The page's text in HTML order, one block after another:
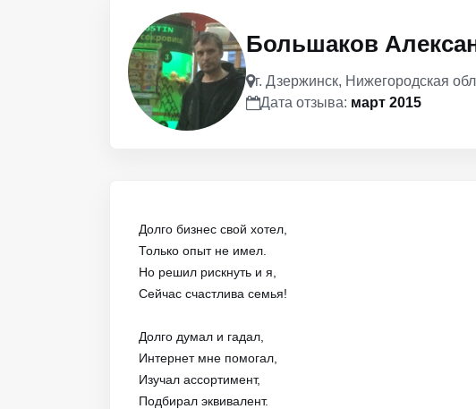
Большаков
г. Дзержинск, Нижегородская
Дата отзыва: март 2015
Долго бизнес свой хотел,
Только опыт не имел.
Но решил рискнуть и я,
Сейчас счастлива семья!
Долго думал и гадал,
Интернет мне помогал,
Изучал ассортимент,
Подбирал эквивалент.